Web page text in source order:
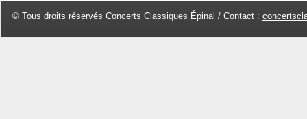
© Tous droits réservés Concerts Classiques Épinal / Contact :